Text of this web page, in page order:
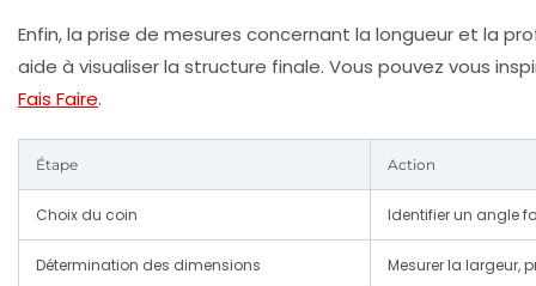
Enfin, la prise de mesures concernant la longueur et la
aide à visualiser la structure finale. Vous pouvez vous
Fais Faire.
Étape Action
Choix du coin Identifier un angle
Détermination des dimensions Mesurer la largeur,